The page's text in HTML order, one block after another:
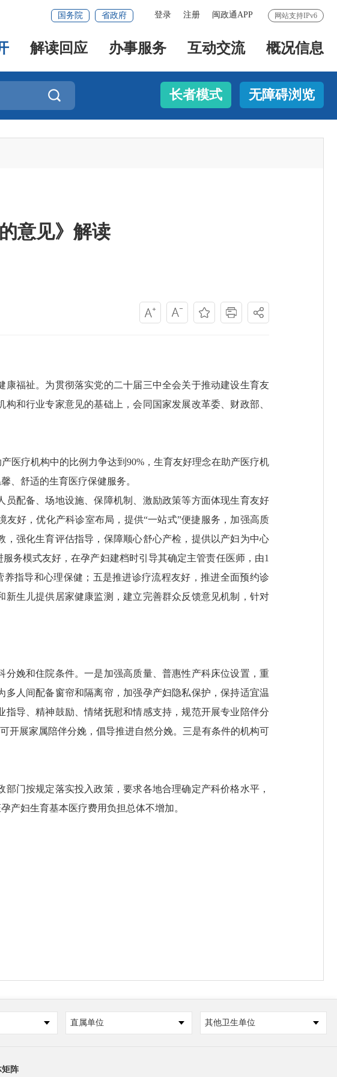
网站支持IPv6
登录 注册 闽政通APP
国务院 省政府
解读回应 办事服务 互动交流 概况信息
 长者模式 无障碍浏览
意见》解读
福祉。为贯彻落实党的二十届三中全会关于推动建设生育友
和行业专家意见的基础上，会同国家发展改革委、财政部、
疗机构中的比例力争达到90%，生育友好理念在助产医疗机
、舒适的生育医疗保健服务。
配备、场地设施、保障机制、激励政策等方面体现生育友好
好，优化产科诊室布局，提供“一站式”便捷服务，加强高质
强化生育评估指导，保障顺心舒心产检，提供以产妇为中心
务模式友好，在孕产妇建档时引导其确定主管责任医师，由1
指导和心理保健；五是推进诊疗流程友好，推进全面预约诊
生儿提供居家健康监测，建立完善群众反馈意见机制，针对
娩和住院条件。一是加强高质量、普惠性产科床位设置，重
人间配备窗帘和隔离帘，加强孕产妇隐私保护，保持适宜温
导、精神鼓励、情绪抚慰和情感支持，规范开展专业陪伴分
开展家属陪伴分娩，倡导推进自然分娩。三是有条件的机构可
门按规定落实投入政策，要求各地合理确定产科价格水平，
产妇生育基本医疗费用负担总体不增加。
直属单位 其他卫生单位
矩阵